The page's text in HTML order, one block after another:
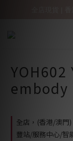
YOH602
embody
全店，(香港/澳門
豐站/服務中心/智